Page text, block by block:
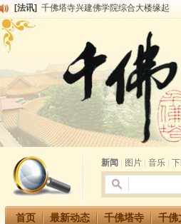
[法讯] 千佛塔寺兴建佛学院综合大楼缘起
[法讯]
千佛塔寺阅藏堂周末阅藏报名通知
清明节祭祖报恩地藏法会
[法讯]
本寺方丈上明下慧尼和尚开讲《六祖
[法讯] 2015-3-26师父于法堂对大众的开示
[法讯]
广东千佛塔寺云门佛学院女众部
[法讯]
恭请海涛法师莅临千佛塔寺弘法
[法讯]
2014年七月大法会 祈福息灾地藏七
[法讯] 千佛塔寺云门佛学院女众部2014年招
新闻
图片 音乐
首页 最新动态 千佛塔寺 千佛